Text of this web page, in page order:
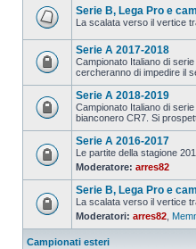
Serie B, Lega Pro e
La scalata verso il vertice
Serie A 2017-2018
Campionato Italiano di
cercheranno di impedire il
Serie A 2018-2019
Campionato Italiano di
bianconero CR7. Si
Serie A 2016-2017
Le partite della stagione
Moderatore: arres82
Serie B, Lega Pro e
La scalata verso il vertice
Moderatori: arres82
Campionati esteri